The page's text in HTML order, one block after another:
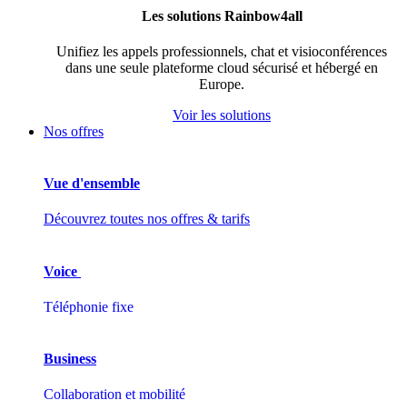
Les solutions Rainbow4all
Unifiez les appels professionnels, chat et visioconférences
dans une seule plateforme cloud sécurisé et hébergé en
Europe.
Voir les solutions
Nos offres
Vue d'ensemble
Découvrez toutes nos offres & tarifs
Voice
Téléphonie fixe
Business
Collaboration et mobilité